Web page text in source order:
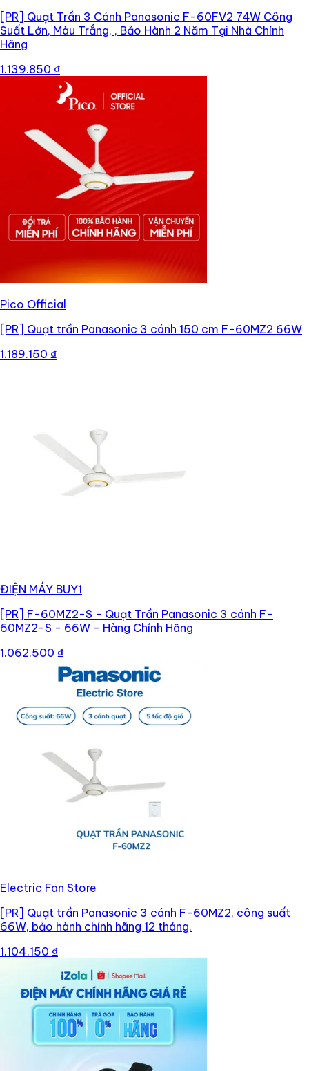
[PR] Quạt Trần 3 Cánh Panasonic F-60FV2 74W Công
Suất Lớn, Màu Trắng, , Bảo Hành 2 Năm Tại Nhà Chính
Hãng
1.139.850 ₫
Pico Official
[PR] Quạt trần Panasonic 3 cánh 150 cm F-60MZ2 66W
1.189.150 ₫
ĐIỆN MÁY BUY1
[PR] F-60MZ2-S - Quạt Trần Panasonic 3 cánh F-
60MZ2-S - 66W - Hàng Chính Hãng
1.062.500 ₫
Electric Fan Store
[PR] Quạt trần Panasonic 3 cánh F-60MZ2, công suất
66W, bảo hành chính hãng 12 tháng.
1.104.150 ₫